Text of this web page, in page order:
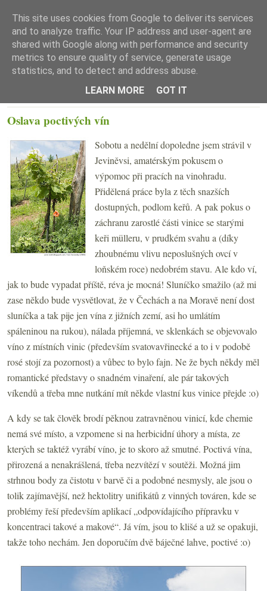
☰ Menu
Oslava poctivých vín
Sobotu a nedělní dopoledne jsem strávil v
Jeviněvsi, amatérským pokusem o
výpomoc při pracích na vinohradu.
Přidělená práce byla z těch snazších
dostupných, podlom keřů. A pak pokus o
záchranu zarostlé části vinice se starými
keři mülleru, v prudkém svahu a (díky
zhoubnému vlivu neposlušných ovcí v
loňském roce) nedobrém stavu. Ale kdo ví,
jak to bude vypadat příště, réva je mocná! Sluníčko smažilo (až mi
zase někdo bude vysvětlovat, že v Čechách a na Moravě není dost
sluníčka a tak pije jen vína z jižních zemí, asi ho umlátím
spáleninou na rukou), nálada příjemná, ve sklenkách se objevovalo
víno z místních vinic (především svatovavřinecké a to i v podobě
rosé stojí za pozornost) a vůbec to bylo fajn. Ne že bych někdy měl
romantické představy o snadném vinaření, ale pár takových
víkendů a třeba mne nutkání mít někde vlastní kus vinice přejde :o)
A kdy se tak člověk brodí pěknou zatravněnou vinicí, kde chemie
nemá své místo, a vzpomene si na herbicidní úhory a místa, ze
kterých se taktéž vyrábí víno, je to skoro až smutné. Poctivá vína,
přirozená a nenakrášlená, třeba nezvítězí v soutěži. Možná jim
strhnou body za čistotu v barvě či a podobné nesmysly, ale jsou o
tolik zajímavější, než hektolitry unifikátů z vinných továren, kde se
problémy řeší především aplikací „odpovídajícího přípravku v
koncentraci takové a makové“. Já vím, jsou to klišé a už se opakuji,
takže toho nechám. Jen doporučím dvě báječné lahve, poctivé :o)
This site uses cookies from Google to deliver its services
and to analyze traffic. Your IP address and user-agent are
shared with Google along with performance and security
metrics to ensure quality of service, generate usage
statistics, and to detect and address abuse.
LEARN MORE
GOT IT